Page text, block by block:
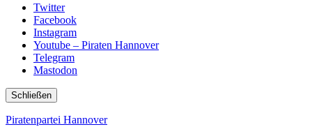
Twitter
Facebook
Instagram
Youtube – Piraten Hannover
Telegram
Mastodon
Schließen
Piratenpartei Hannover